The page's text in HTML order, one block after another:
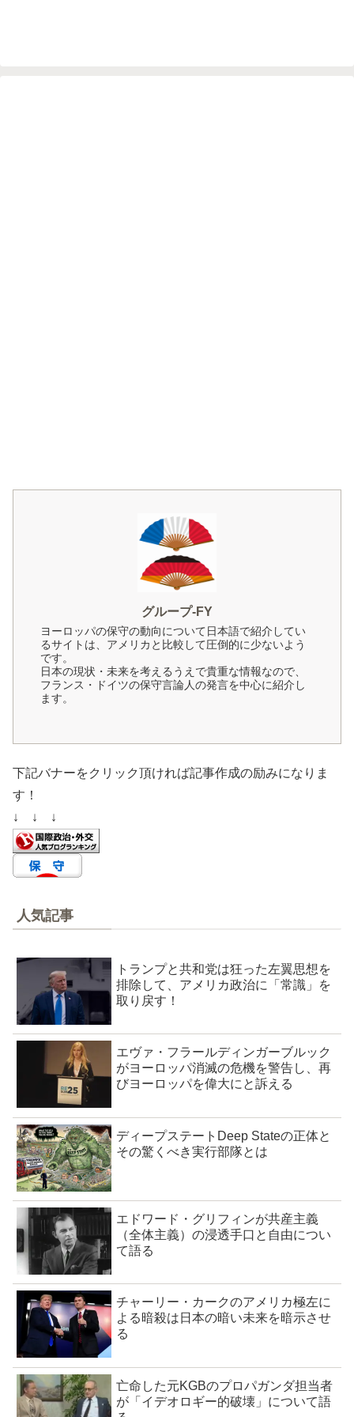
グループ-FY
ヨーロッパの保守の動向について日本語で紹介してい
るサイトは、アメリカと比較して圧倒的に少ないよう
です。
日本の現状・未来を考えるうえで貴重な情報なので、
フランス・ドイツの保守言論人の発言を中心に紹介し
ます。
下記バナーをクリック頂ければ記事作成の励みになりま
す！
↓ ↓ ↓
人気記事
トランプと共和党は狂った左翼思想を
排除して、アメリカ政治に「常識」を
取り戻す！
エヴァ・フラールディンガーブルック
がヨーロッパ消滅の危機を警告し、再
びヨーロッパを偉大にと訴える
ディープステートDeep Stateの正体と
その驚くべき実行部隊とは
エドワード・グリフィンが共産主義
（全体主義）の浸透手口と自由につい
て語る
チャーリー・カークのアメリカ極左に
よる暗殺は日本の暗い未来を暗示させ
る
亡命した元KGBのプロパガンダ担当者
が「イデオロギー的破壊」について語